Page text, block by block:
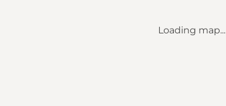
Loading map...